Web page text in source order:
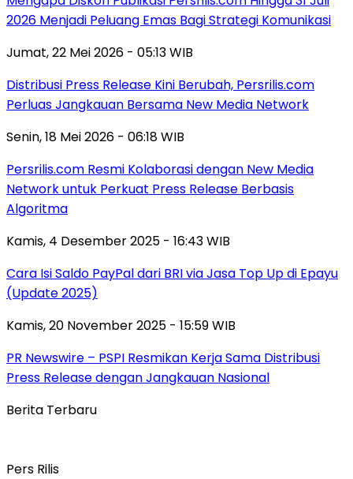
2026 Menjadi Peluang Emas Bagi Strategi Komunikasi
Jumat, 22 Mei 2026 - 05:13 WIB
Distribusi Press Release Kini Berubah, Persrilis.com
Perluas Jangkauan Bersama New Media Network
Senin, 18 Mei 2026 - 06:18 WIB
Persrilis.com Resmi Kolaborasi dengan New Media
Network untuk Perkuat Press Release Berbasis
Algoritma
Kamis, 4 Desember 2025 - 16:43 WIB
Cara Isi Saldo PayPal dari BRI via Jasa Top Up di Epayu
(Update 2025)
Kamis, 20 November 2025 - 15:59 WIB
PR Newswire – PSPI Resmikan Kerja Sama Distribusi
Press Release dengan Jangkauan Nasional
Berita Terbaru
Pers Rilis